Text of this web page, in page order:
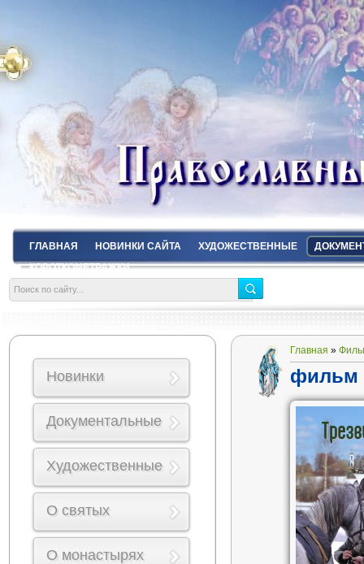
ГЛАВНАЯ НОВИНКИ САЙТА ХУДОЖЕСТВЕННЫЕ
КОРОТКОМЕТРАЖКИ
Главная »
фильм
Новинки
Документальные
Художественные
О святых
О монастырях